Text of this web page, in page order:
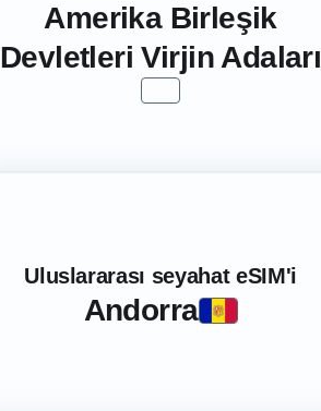
Amerika Birleşik
Devletleri Virjin Adaları
Uluslararası seyahat eSIM'i
Andorra